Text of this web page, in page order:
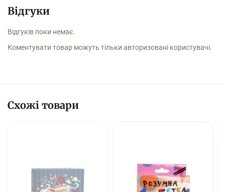
Відгуки
Відгуків поки немає.
Коментувати товар можуть тільки авторизовані користувачі.
Схожі товари